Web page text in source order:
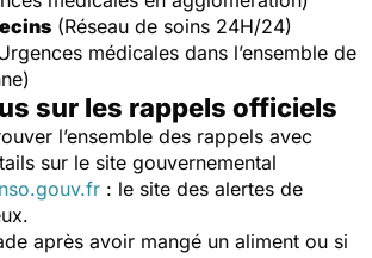
(Réseau de soins 24H/24)
médicales dans l’ensemble de
sur les rappels officiels
l’ensemble des rappels avec
sur le site gouvernemental
: le site des alertes de
après avoir mangé un aliment ou si